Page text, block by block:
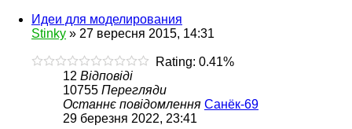
Идеи для моделирования
Stinky » 27 вересня 2015, 14:31
Rating: 0.41%
12 Відповіді
10755 Перегляди
Останнє повідомлення Санёк-69
29 березня 2022, 23:41